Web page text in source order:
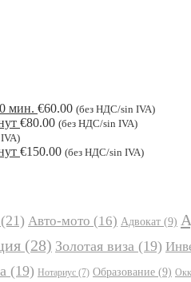
мин. €60.00 (без НДС/sin IVA)
€80.00 (без НДС/sin IVA)
€150.00 (без НДС/sin IVA)
(21) Авто-мото (16) Адвокат (9)
(28) Золотая виза (19)
(19) Нотариус (7) Образование (9)